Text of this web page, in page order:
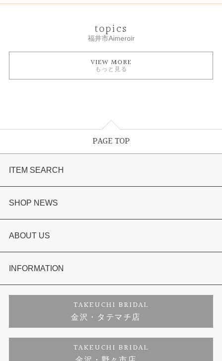
topics
福井市Aimeroir
VIEW MORE
もっと見る
PAGE TOP
ITEM SEARCH
婚約指輪
結婚指輪
セットリング
婚約ネックレス
ダイヤモンド
ジュエリーリフォーム
SHOP NEWS
選ばれる理由まとめ
お客様の声
プロポーズサポート
ブランドリスト
ABOUT US
会社概要
お客様の声
INFORMATION
TAKEUCHI BRIDAL
金沢・タテマチ店
TAKEUCHI BRIDAL